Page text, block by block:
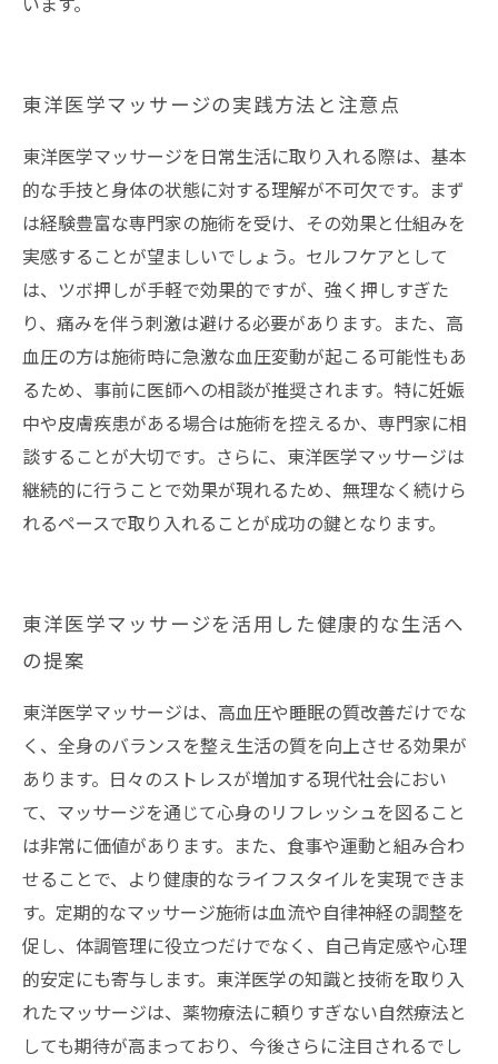
東洋医学マッサージの実践方法と注意点
東洋医学マッサージを日常生活に取り入れる際は、基本
的な手技と身体の状態に対する理解が不可欠です。まず
は経験豊富な専門家の施術を受け、その効果と仕組みを
実感することが望ましいでしょう。セルフケアとして
は、ツボ押しが手軽で効果的ですが、強く押しすぎた
り、痛みを伴う刺激は避ける必要があります。また、高
血圧の方は施術時に急激な血圧変動が起こる可能性もあ
るため、事前に医師への相談が推奨されます。特に妊娠
中や皮膚疾患がある場合は施術を控えるか、専門家に相
談することが大切です。さらに、東洋医学マッサージは
継続的に行うことで効果が現れるため、無理なく続けら
れるペースで取り入れることが成功の鍵となります。
東洋医学マッサージを活用した健康的な生活へ
の提案
東洋医学マッサージは、高血圧や睡眠の質改善だけでな
く、全身のバランスを整え生活の質を向上させる効果が
あります。日々のストレスが増加する現代社会におい
て、マッサージを通じて心身のリフレッシュを図ること
は非常に価値があります。また、食事や運動と組み合わ
せることで、より健康的なライフスタイルを実現できま
す。定期的なマッサージ施術は血流や自律神経の調整を
促し、体調管理に役立つだけでなく、自己肯定感や心理
的安定にも寄与します。東洋医学の知識と技術を取り入
れたマッサージは、薬物療法に頼りすぎない自然療法と
しても期待が高まっており、今後さらに注目されるでし